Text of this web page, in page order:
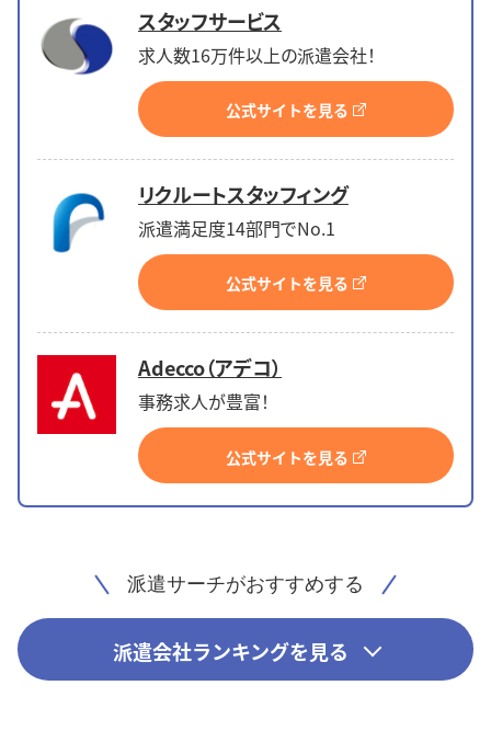
スタッフサービス
求人数16万件以上の派遣会社！
公式サイトを見る
リクルートスタッフィング
派遣満足度14部門でNo.1
公式サイトを見る
Adecco（アデコ）
事務求人が豊富！
公式サイトを見る
派遣サーチがおすすめする
派遣会社ランキングを見る